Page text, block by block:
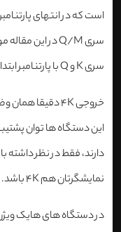
سری K و Q با پارتنامبر ابتدایی 76 و 77 عرضه می شود.
نمایشگرتان هم 4K باشد.
در دستگاه های هایک ویژن